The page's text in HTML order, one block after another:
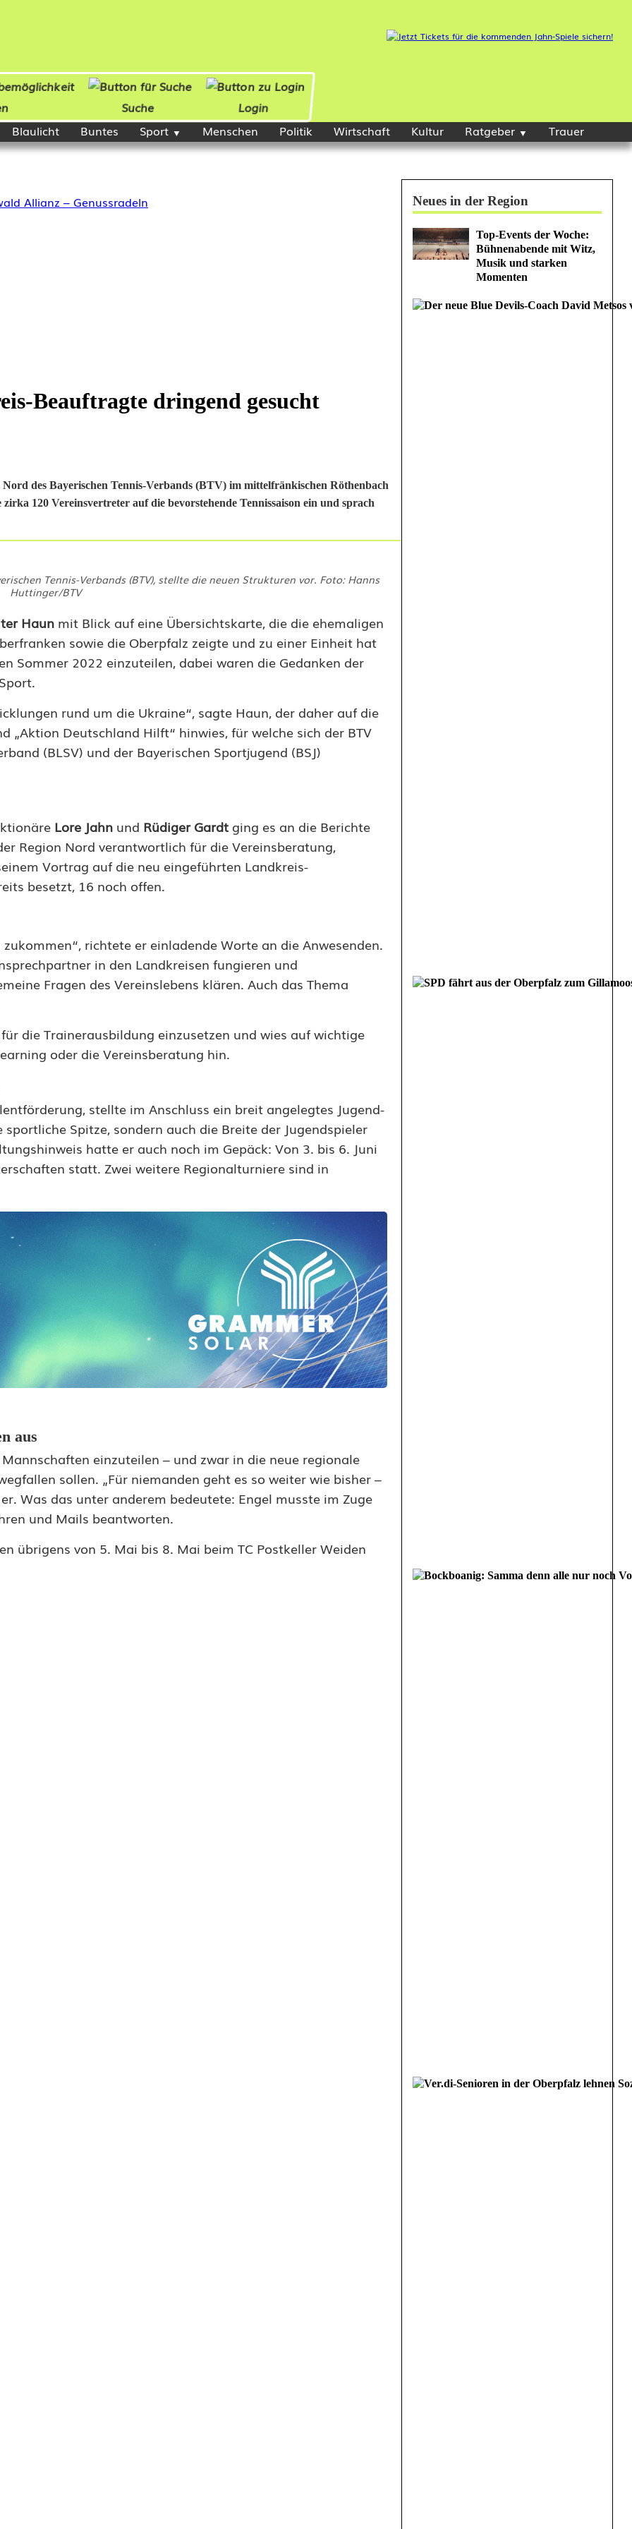
Suche
Login
Blaulicht Buntes Sport Menschen Politik Wirtschaft Kultur Ratgeber Trauer
Beauftragte dringend gesucht
des Bayerischen Tennis-Verbands (BTV) im mittelfränkischen Röthenbach
120 Vereinsvertreter auf die bevorstehende Tennissaison ein und sprach
Tennis-Verbands (BTV), stellte die neuen Strukturen vor. Foto: Hanns
Huttinger/BTV
Haun mit Blick auf eine Übersichtskarte, die die ehemaligen
sowie die Oberpfalz zeigte und zu einer Einheit hat
Sommer 2022 einzuteilen, dabei waren die Gedanken der
rund um die Ukraine“, sagte Haun, der daher auf die
„Aktion Deutschland Hilft“ hinwies, für welche sich der BTV
(BLSV) und der Bayerischen Sportjugend (BSJ)
Lore Jahn und Rüdiger Gardt ging es an die Berichte
Region Nord verantwortlich für die Vereinsberatung,
Vortrag auf die neu eingeführten Landkreis-
besetzt, 16 noch offen.
richtete er einladende Worte an die Anwesenden.
in den Landkreisen fungieren und
Fragen des Vereinslebens klären. Auch das Thema
die Trainerausbildung einzusetzen und wies auf wichtige
oder die Vereinsberatung hin.
stellte im Anschluss ein breit angelegtes Jugend-
Spitze, sondern auch die Breite der Jugendspieler
hatte er auch noch im Gepäck: Von 3. bis 6. Juni
statt. Zwei weitere Regionalturniere sind in
aus
einzuteilen – und zwar in die neue regionale
sollen. „Für niemanden geht es so weiter wie bisher –
Was das unter anderem bedeutete: Engel musste im Zuge
und Mails beantworten.
übrigens von 5. Mai bis 8. Mai beim TC Postkeller Weiden
Neues in der Region
Top-Events der Woche:
Bühnenabende mit Witz,
Musik und starken
Momenten